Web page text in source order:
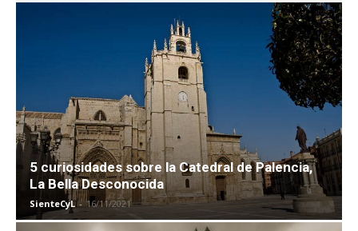
5 curiosidades sobre la Catedral de Palencia,
La Bella Desconocida
SienteCyL - 16/11/2021